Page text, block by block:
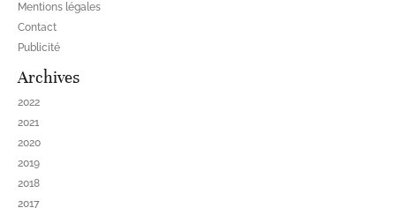
Mentions légales
Contact
Publicité
Archives
2022
2021
2020
2019
2018
2017